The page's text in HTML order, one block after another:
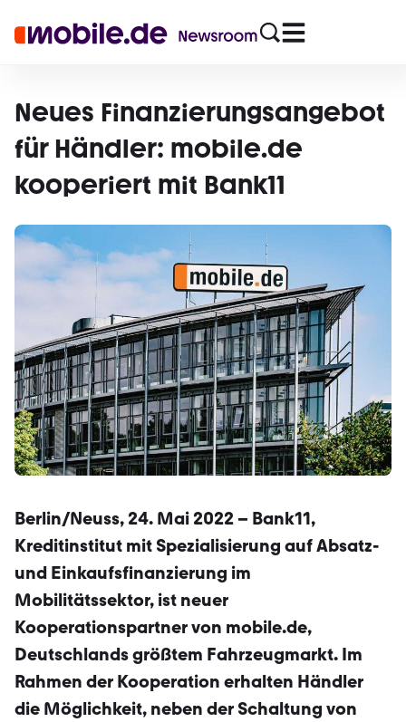
Neues Finanzierungsangebot
für Händler: mobile.de
kooperiert mit Bank11
Berlin/Neuss, 24. Mai 2022 – Bank11,
Kreditinstitut mit Spezialisierung auf Absatz-
und Einkaufsfinanzierung im
Mobilitätssektor, ist neuer
Kooperationspartner von mobile.de,
Deutschlands größtem Fahrzeugmarkt. Im
Rahmen der Kooperation erhalten Händler
die Möglichkeit, neben der Schaltung von